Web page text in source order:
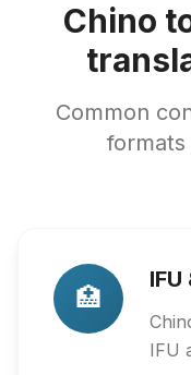
Chino
Common
🏥
IFU